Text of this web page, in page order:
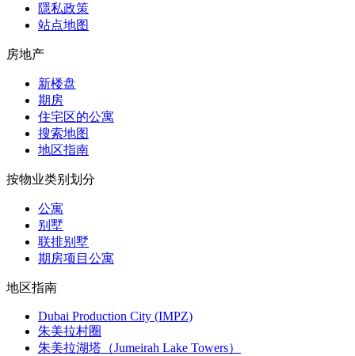
隱私政策
站点地图
房地产
新楼盘
期房
住宅区的公寓
搜索地图
地区指南
按物业类别划分
公寓
别墅
联排别墅
期房项目公寓
地区指南
Dubai Production City (IMPZ)
朱美拉村圈
朱美拉湖塔（Jumeirah Lake Towers）